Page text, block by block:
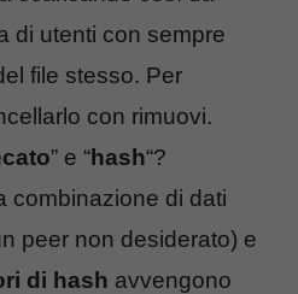
di utenti con sempre
file stesso. Per
con rimuovi.
” e “hash“?
combinazione di dati
peer non desiderato) e
di hash avvengono